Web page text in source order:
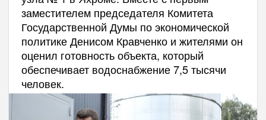
заместителем председателя Комитета
Государственной Думы по экономической
политике Денисом Кравченко и жителями он
оценил готовность объекта, который
обеспечивает водоснабжение 7,5 тысячи
человек.